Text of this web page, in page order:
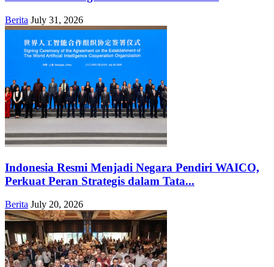
Berita July 31, 2026
Indonesia Resmi Menjadi Negara Pendiri WAICO,
Perkuat Peran Strategis dalam Tata...
Berita July 20, 2026